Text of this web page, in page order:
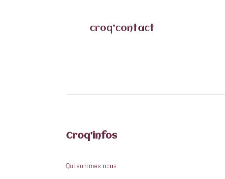
croq'contact
Croq’infos
Qui sommes-nous